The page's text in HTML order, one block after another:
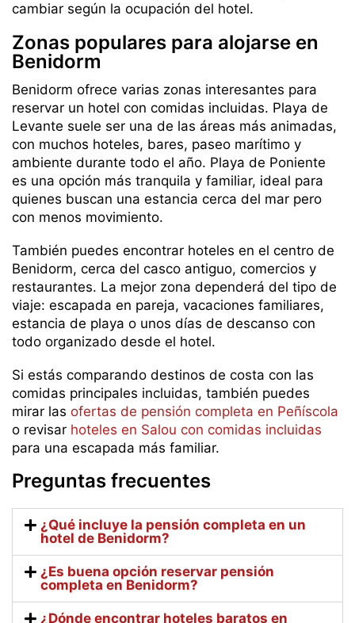
cambiar según la ocupación del hotel.
Zonas populares para alojarse en
Benidorm
Benidorm ofrece varias zonas interesantes para
reservar un hotel con comidas incluidas. Playa de
Levante suele ser una de las áreas más animadas,
con muchos hoteles, bares, paseo marítimo y
ambiente durante todo el año. Playa de Poniente
es una opción más tranquila y familiar, ideal para
quienes buscan una estancia cerca del mar pero
con menos movimiento.
También puedes encontrar hoteles en el centro de
Benidorm, cerca del casco antiguo, comercios y
restaurantes. La mejor zona dependerá del tipo de
viaje: escapada en pareja, vacaciones familiares,
estancia de playa o unos días de descanso con
todo organizado desde el hotel.
Si estás comparando destinos de costa con las
comidas principales incluidas, también puedes
mirar las ofertas de pensión completa en Peñíscola
o revisar hoteles en Salou con comidas incluidas
para una escapada más familiar.
Preguntas frecuentes
¿Qué incluye la pensión completa en un
hotel de Benidorm?
¿Es buena opción reservar pensión
completa en Benidorm?
¿Dónde encontrar hoteles baratos en